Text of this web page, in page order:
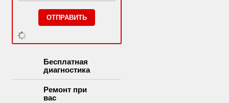
Бесплатная
диагностика
Ремонт при
вас